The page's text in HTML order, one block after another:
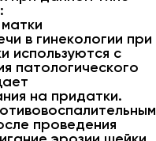
в гинекологии при
используются с
патологического
на придатки.
проведения